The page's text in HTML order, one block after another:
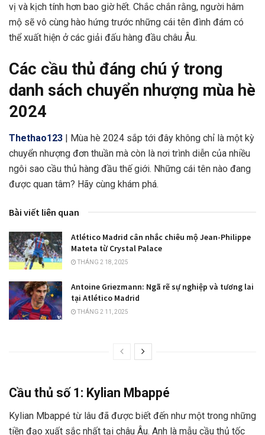
vị và kịch tính hơn bao giờ hết. Chắc chắn rằng, người hâm
mộ sẽ vô cùng hào hứng trước những cái tên đình đám có
thể xuất hiện ở các giải đấu hàng đầu châu Âu.
Các cầu thủ đáng chú ý trong
danh sách chuyển nhượng mùa hè
2024
Thethao123 | Mùa hè 2024 sắp tới đây không chỉ là một kỳ
chuyển nhượng đơn thuần mà còn là nơi trình diễn của nhiều
ngôi sao cầu thủ hàng đầu thế giới. Những cái tên nào đang
được quan tâm? Hãy cùng khám phá.
Bài viết liên quan
Atlético Madrid cân nhắc chiêu mộ Jean-Philippe
Mateta từ Crystal Palace
THÁNG 2 18, 2025
Antoine Griezmann: Ngã rẽ sự nghiệp và tương lai
tại Atlético Madrid
THÁNG 2 11, 2025
Cầu thủ số 1: Kylian Mbappé
Kylian Mbappé từ lâu đã được biết đến như một trong những
tiền đạo xuất sắc nhất tại châu Âu. Anh là mẫu cầu thủ tốc